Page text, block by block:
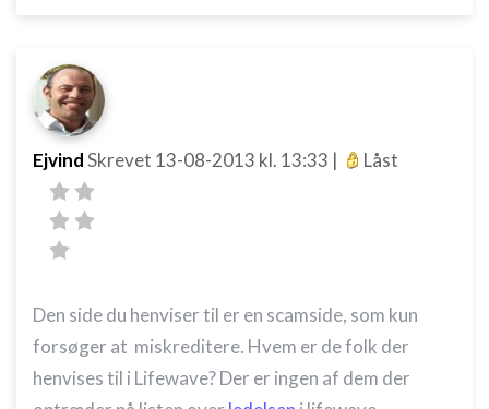
EjvindSkrevet 13-08-2013 kl. 13:33 | Låst
Den side du henviser til er en scamside, som kun
forsøger at miskreditere. Hvem er de folk der
henvises til i Lifewave? Der er ingen af dem der